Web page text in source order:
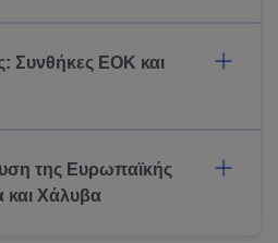
Συνθήκες ΕΟΚ και
της Ευρωπαϊκής
και Χάλυβα